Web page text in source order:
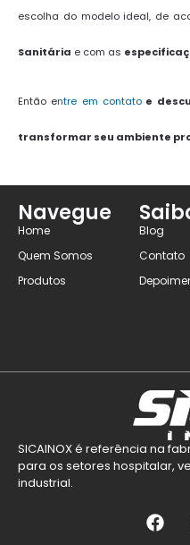
escolha do modelo ideal, de
Sanitária e com as
Então entre em contato e
transformar seu ambiente
Navegue
Home
Quem Somos
Produtos
Blog
Contato
SICAINOX é referência na
para os setores hospitalar,
industrial.